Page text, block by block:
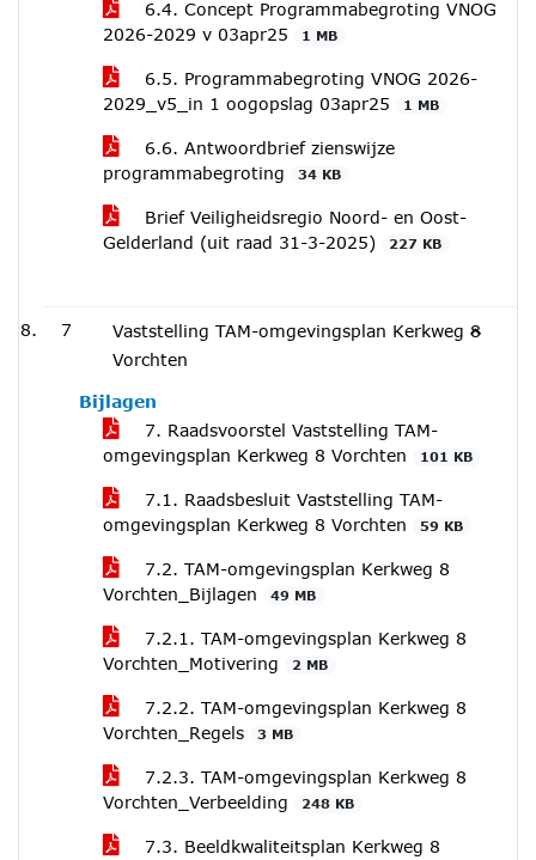
6.4. Concept Programmabegroting VNOG
2026-2029 v 03apr25
1 MB
6.5. Programmabegroting VNOG 2026-
2029_v5_in 1 oogopslag 03apr25
1 MB
6.6. Antwoordbrief zienswijze
programmabegroting
34 KB
Brief Veiligheidsregio Noord- en Oost-
Gelderland (uit raad 31-3-2025)
227 KB
7
Vaststelling TAM-omgevingsplan Kerkweg 8
Vorchten
Bijlagen
7. Raadsvoorstel Vaststelling TAM-
omgevingsplan Kerkweg 8 Vorchten
101 KB
7.1. Raadsbesluit Vaststelling TAM-
omgevingsplan Kerkweg 8 Vorchten
59 KB
7.2. TAM-omgevingsplan Kerkweg 8
Vorchten_Bijlagen
49 MB
7.2.1. TAM-omgevingsplan Kerkweg 8
Vorchten_Motivering
2 MB
7.2.2. TAM-omgevingsplan Kerkweg 8
Vorchten_Regels
3 MB
7.2.3. TAM-omgevingsplan Kerkweg 8
Vorchten_Verbeelding
248 KB
7.3. Beeldkwaliteitsplan Kerkweg 8